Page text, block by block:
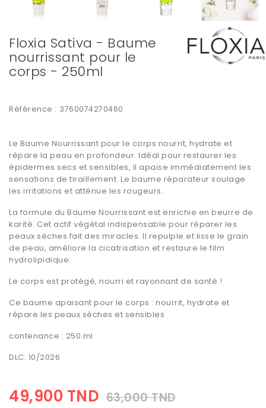
Floxia Sativa - Baume
nourrissant pour le
corps - 250ml
Référence : 3760074270460
Le Baume Nourrissant pour le corps nourrit, hydrate et
répare la peau en profondeur. Idéal pour restaurer les
épidermes secs et sensibles, il apaise immédiatement les
sensations de tiraillement. Le baume réparateur soulage
les irritations et atténue les rougeurs.
La formule du Baume Nourrissant est enrichie en beurre de
karité. Cet actif végétal indispensable pour réparer les
peaux sèches fait des miracles. Il repulple et lisse le grain
de peau, améliore la cicatrisation et restaure le film
hydrolipidique.
Le corps est protégé, nourri et rayonnant de santé !
Ce baume apaisant pour le corps : nourrit, hydrate et
répare les peaux sèches et sensibles
contenance : 250 ml
DLC: 10/2026
49,900 TND 63,000 TND